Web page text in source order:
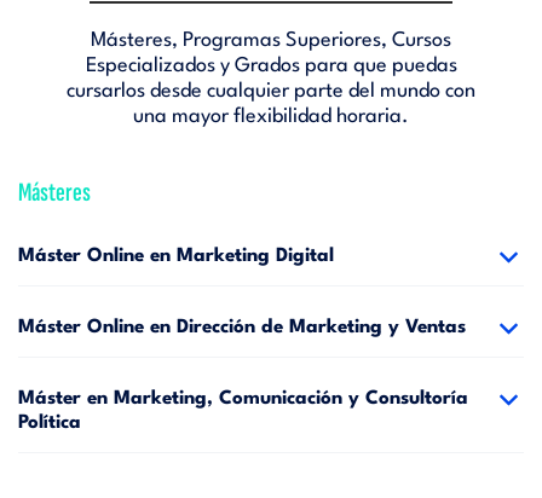
Másteres, Programas Superiores, Cursos
Especializados y Grados para que puedas
cursarlos desde cualquier parte del mundo con
una mayor flexibilidad horaria.
Másteres
Máster Online en Marketing Digital
Máster Online en Dirección de Marketing y Ventas
Máster en Marketing, Comunicación y Consultoría
Política